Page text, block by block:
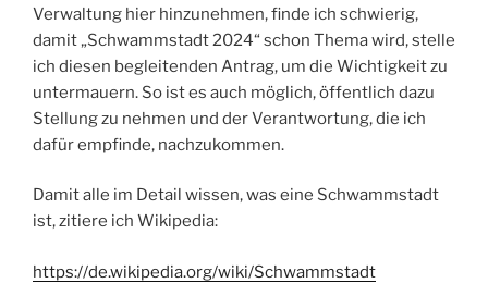
Verwaltung hier hinzunehmen, finde ich schwierig,
damit „Schwammstadt 2024“ schon Thema wird, stelle
ich diesen begleitenden Antrag, um die Wichtigkeit zu
untermauern. So ist es auch möglich, öffentlich dazu
Stellung zu nehmen und der Verantwortung, die ich
dafür empfinde, nachzukommen.
Damit alle im Detail wissen, was eine Schwammstadt
ist, zitiere ich Wikipedia:
https://de.wikipedia.org/wiki/Schwammstadt